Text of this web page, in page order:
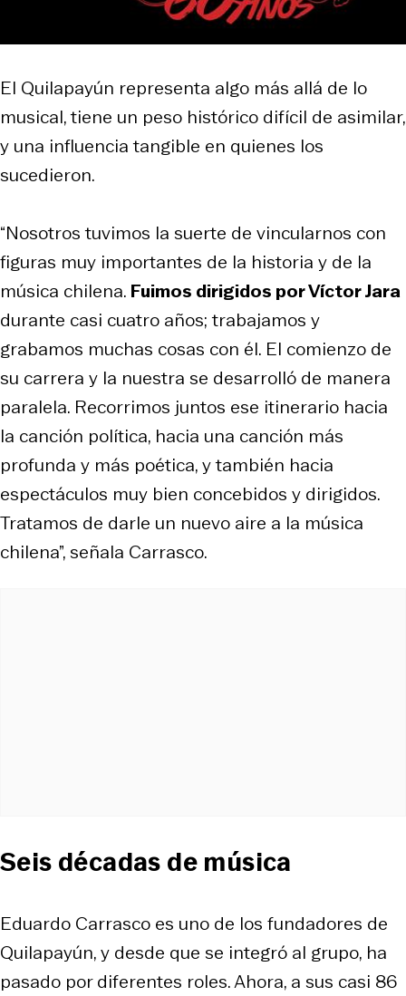
El Quilapayún representa algo más allá de lo
musical, tiene un peso histórico difícil de asimilar,
y una influencia tangible en quienes los
sucedieron.
“Nosotros tuvimos la suerte de vincularnos con
figuras muy importantes de la historia y de la
música chilena. Fuimos dirigidos por Víctor Jara
durante casi cuatro años; trabajamos y
grabamos muchas cosas con él. El comienzo de
su carrera y la nuestra se desarrolló de manera
paralela. Recorrimos juntos ese itinerario hacia
la canción política, hacia una canción más
profunda y más poética, y también hacia
espectáculos muy bien concebidos y dirigidos.
Tratamos de darle un nuevo aire a la música
chilena”, señala Carrasco.
Seis décadas de música
Eduardo Carrasco es uno de los fundadores de
Quilapayún, y desde que se integró al grupo, ha
pasado por diferentes roles. Ahora, a sus casi 86